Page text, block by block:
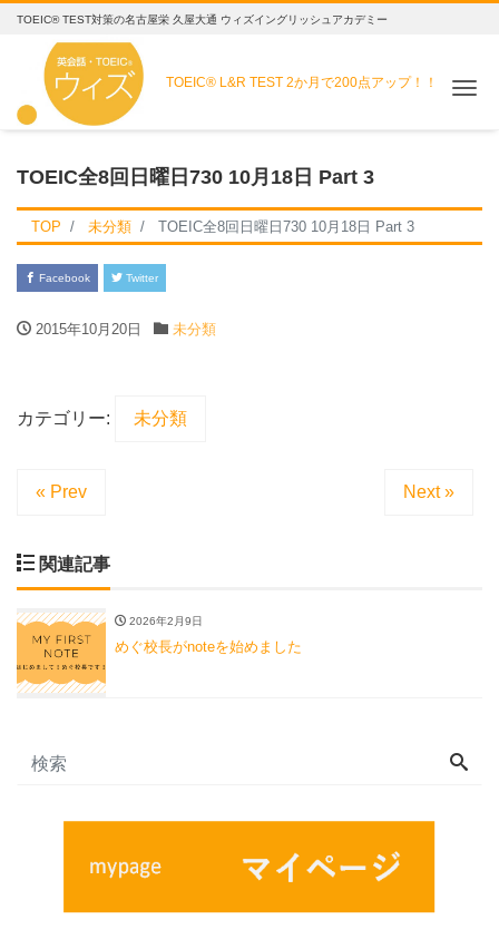
TOEIC® TEST対策の名古屋栄 久屋大通 ウィズイングリッシュアカデミー
TOEIC® L&R TEST2か月で200点アップ！！
TOEIC全8回日曜日730 10月18日 Part 3
TOP 未分類 TOEIC全8回日曜日730 10月18日 Part 3
Facebook Twitter
2015年10月20日 未分類
カテゴリー: 未分類
« Prev Next »
関連記事
2026年2月9日
めぐ校長がnoteを始めました